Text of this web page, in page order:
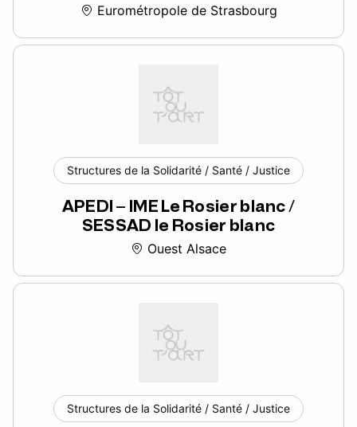
Eurométropole de Strasbourg
Structures de la Solidarité / Santé / Justice
APEDI – IME Le Rosier blanc /
SESSAD le Rosier blanc
Ouest Alsace
Structures de la Solidarité / Santé / Justice